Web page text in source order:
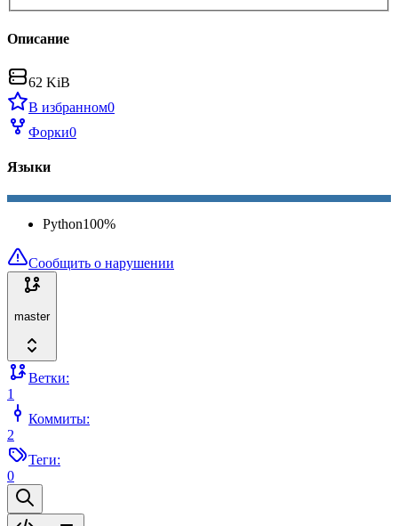
Описание
62 KiB
В избранном0
Форки0
Языки
Python100%
Сообщить о нарушении
master
Ветки:
1
Коммиты:
2
Теги:
0